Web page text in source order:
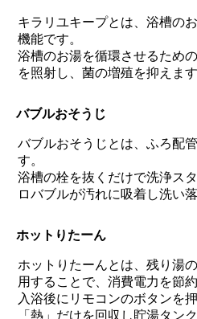
キラリユキープとは、浴槽の
機能です。
浴槽のお湯を循環させるため
を照射し、菌の増殖を抑えます
バブルおそうじ
バブルおそうじとは、ふろ配
す。
浴槽の栓を抜くだけで洗浄ス
ロバブルが汚れに吸着し洗い
ホットりたーん
ホットりたーんとは、残り湯
用することで、消費電力を節
入浴後にリモコンのボタンを
「熱」だけを回収し貯湯タン